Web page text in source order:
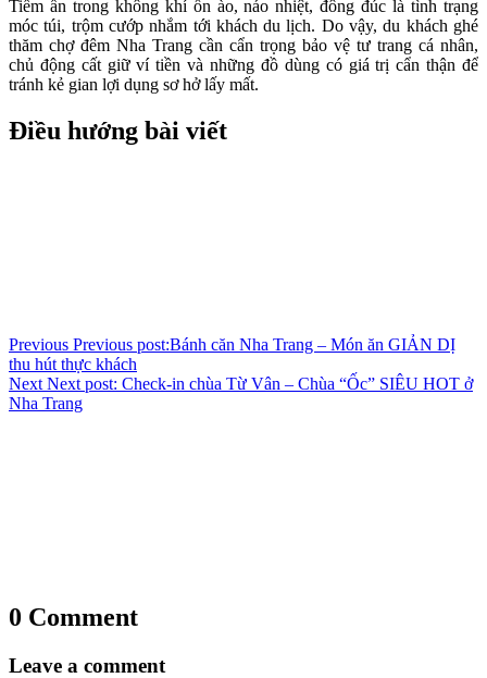
Tiềm ẩn trong không khí ồn ào, náo nhiệt, đông đúc là tình trạng
móc túi, trộm cướp nhắm tới khách du lịch. Do vậy, du khách ghé
thăm chợ đêm Nha Trang cần cẩn trọng bảo vệ tư trang cá nhân,
chủ động cất giữ ví tiền và những đồ dùng có giá trị cẩn thận để
tránh kẻ gian lợi dụng sơ hở lấy mất.
Điều hướng bài viết
Previous Previous post:Bánh căn Nha Trang – Món ăn GIẢN DỊ
thu hút thực khách
Next Next post: Check-in chùa Từ Vân – Chùa “Ốc” SIÊU HOT ở
Nha Trang
0 Comment
Leave a comment